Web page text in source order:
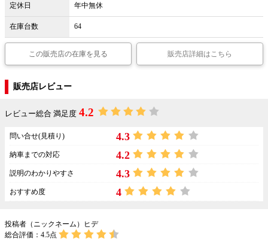
定休日 年中無休
在庫台数 64
この販売店の在庫を見る 販売店詳細はこちら
販売店レビュー
レビュー総合 満足度 4.2
問い合せ(見積り) 4.3
納車までの対応 4.2
説明のわかりやすさ 4.3
おすすめ度 4
投稿者（ニックネーム）ヒデ
総合評価： 4.5点